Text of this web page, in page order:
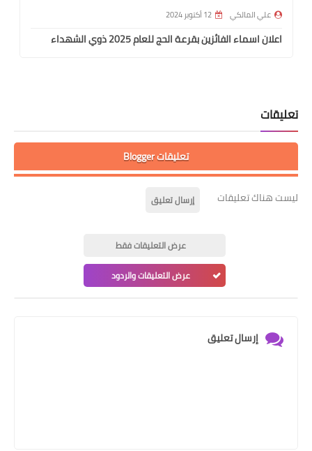
علي المالكي 12 أكتوبر 2024
اعلان اسماء الفائزين بقرعة الحج للعام 2025 ذوي الشهداء
تعليقات
تعليقات Blogger
ليست هناك تعليقات إرسال تعليق
عرض التعليقات فقط
عرض التعليقات والردود
إرسال تعليق